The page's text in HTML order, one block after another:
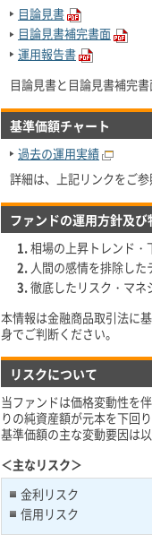
目論見書
目論見書補完書面
運用報告書
目論見書と目論見書補完
基準価額チャート
過去の運用実績
詳細は、上記リンクをご
ファンドの運用方針及び
相場の上昇トレンド・
人間の感情を排除し
徹底したリスク・マネ
本情報は金融商品取引法に
身でご判断ください。
リスクについて
当ファンドは価格変動性を
りの純資産額が元本を下回
基準価額の主な変動要因は
＜主なリスク＞
金利リスク
信用リスク